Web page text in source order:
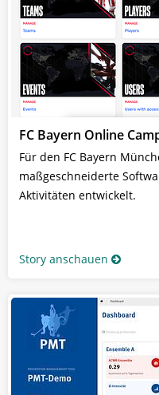
FC Bayern Online
Für den FC Bayern
maßgeschneiderte
Aktivitäten entwickelt.
Story anschauen